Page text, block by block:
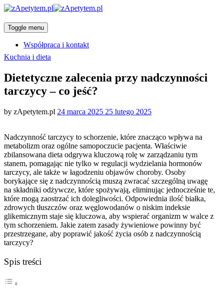
Toggle menu
Współpraca i kontakt
Categories
Kuchnia i dieta
Dietetyczne zalecenia przy nadczynności
tarczycy – co jeść?
by zApetytem.pl Posted
24 marca 2025 25 lutego 2025
Nadczynność tarczycy to schorzenie, które znacząco wpływa na
metabolizm oraz ogólne samopoczucie pacjenta. Właściwie
zbilansowana dieta odgrywa kluczową rolę w zarządzaniu tym
stanem, pomagając nie tylko w regulacji wydzielania hormonów
tarczycy, ale także w łagodzeniu objawów choroby. Osoby
borykające się z nadczynnością muszą zwracać szczególną uwagę
na składniki odżywcze, które spożywają, eliminując jednocześnie te,
które mogą zaostrzać ich dolegliwości. Odpowiednia ilość białka,
zdrowych tłuszczów oraz węglowodanów o niskim indeksie
glikemicznym staje się kluczowa, aby wspierać organizm w walce z
tym schorzeniem. Jakie zatem zasady żywieniowe powinny być
przestrzegane, aby poprawić jakość życia osób z nadczynnością
tarczycy?
Spis treści